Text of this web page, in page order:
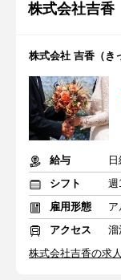
株式会社吉香
株式会社 吉香（き
給与
シフト
雇用形態
ア
アクセス
溜
株式会社吉香の求